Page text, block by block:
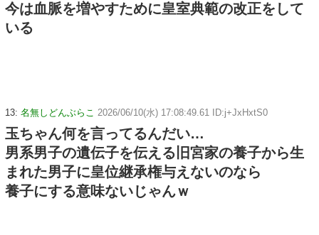
今は血脈を増やすために皇室典範の改正をして
いる
13: 名無しどんぶらこ 2026/06/10(水) 17:08:49.61 ID:j+JxHxtS0
玉ちゃん何を言ってるんだい…
男系男子の遺伝子を伝える旧宮家の養子から生
まれた男子に皇位継承権与えないのなら
養子にする意味ないじゃんｗ